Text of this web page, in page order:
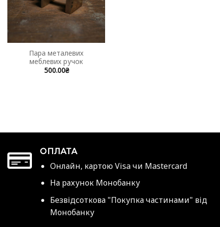
Пара металевих
меблевих ручок
500.00₴
ОПЛАТА
Онлайн, картою Visa чи Mastercard
На рахунок Монобанку
Безвідсоткова "Покупка частинами" від
Монобанку